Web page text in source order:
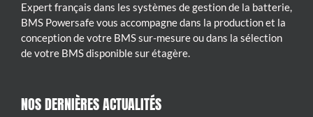
Expert français dans les systèmes de gestion de la batterie,
BMS Powersafe vous accompagne dans la production et la
conception de votre BMS sur-mesure ou dans la sélection
de votre BMS disponible sur étagère.
NOS DERNIÈRES ACTUALITÉS